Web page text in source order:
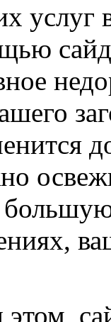
услуг